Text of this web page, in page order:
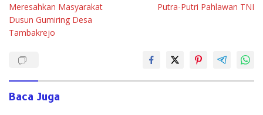
Meresahkan Masyarakat
Dusun Gumiring Desa
Tambakrejo
Putra-Putri Pahlawan TNI
Baca Juga